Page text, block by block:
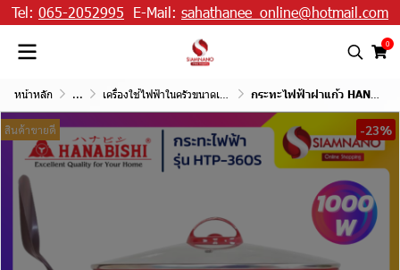
Tel: 065-2052995 E-Mail: sahathanee_online@hotmail.com
0
หน้าหลัก ... เครื่องใช้ไฟฟ้าในครัวขนาดเล็ก กระทะไฟฟ้าฝาแก้ว HANABISHI รุ่น HTP-360S ขนาด 12 นิ้ว กำลังไฟ 1,000 วัตต์
สินค้าขายดี -23%